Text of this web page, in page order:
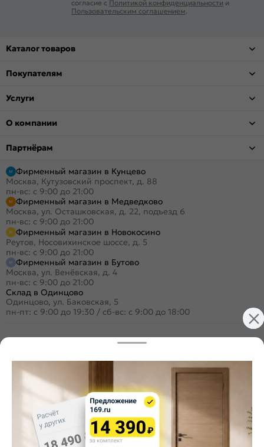
согласие с Политикой конфиденциальности и
Пользовательским соглашением
Каталог товаров
Покупателям
Услуги
О компании
Партнёрам
Фирменный магазин в Кунцево
Москва, Кутузовский проспект, д. 88
пн-вс: с 9:00 до 21:00
Фирменный магазин в Медведково
Москва, ул. Осташковская, д. 22, подъезд 6
пн-вс: с 9:00 до 21:00
Фирменный магазин в Новокосино
Реутов, Носовихинское шоссе, д. 5
пн-вс: с 9:00 до 21:00
Фирменный магазин в Бутово
Москва, ул. Венёвская, д. 4
пн-вс: с 9:00 до 21:00
Склад в Одинцово
Одинцово, ул. Баковская, 5
пн-пт: с 9:00 до 19:30 / сб-вс: с 9:00 до 18:00
Заказать звонок
Стать дилером
Расскажите о нас
Поделиться
Оцените магазин